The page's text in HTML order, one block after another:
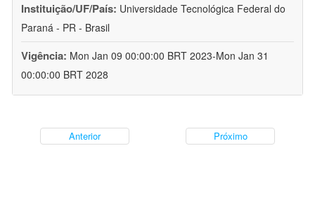
Instituição/UF/País: Universidade Tecnológica Federal do
Paraná - PR - Brasil
Vigência: Mon Jan 09 00:00:00 BRT 2023-Mon Jan 31
00:00:00 BRT 2028
Anterior Próximo